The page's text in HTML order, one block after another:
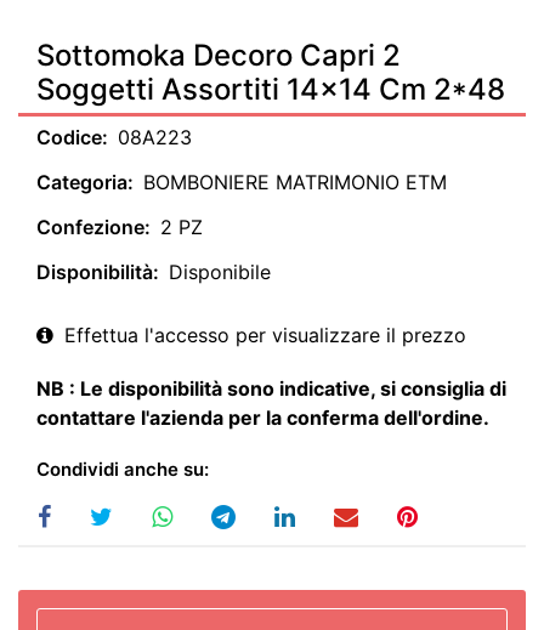
Sottomoka Decoro Capri 2
Soggetti Assortiti 14x14 Cm 2*48
Codice: 08A223
Categoria: BOMBONIERE MATRIMONIO ETM
Confezione: 2 PZ
Disponibilità: Disponibile
Effettua l'accesso per visualizzare il prezzo
NB : Le disponibilità sono indicative, si consiglia di
contattare l'azienda per la conferma dell'ordine.
Condividi anche su: